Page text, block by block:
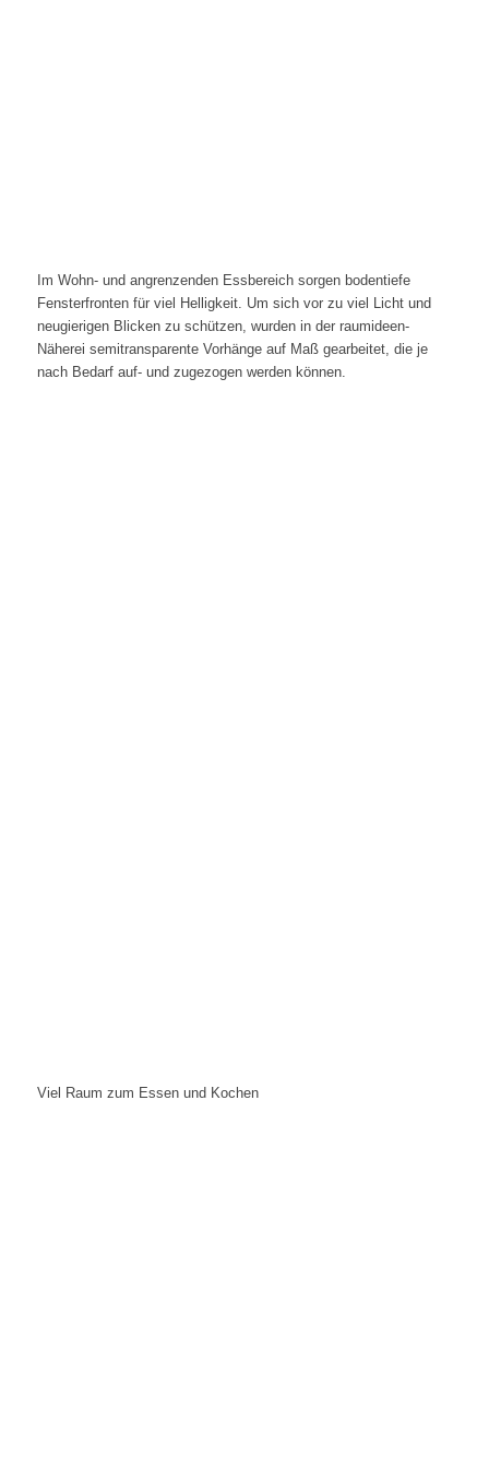
Im Wohn- und angrenzenden Essbereich sorgen bodentiefe
Fensterfronten für viel Helligkeit. Um sich vor zu viel Licht und
neugierigen Blicken zu schützen, wurden in der raumideen-
Näherei semitransparente Vorhänge auf Maß gearbeitet, die je
nach Bedarf auf- und zugezogen werden können.
Viel Raum zum Essen und Kochen